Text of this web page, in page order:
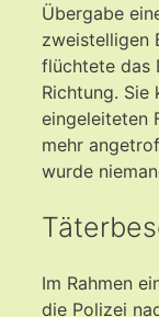
Übergabe
zweistelligen
flüchtete das
Richtung. Sie
eingeleiteten
mehr
wurde
Im Rahmen
die Polizei